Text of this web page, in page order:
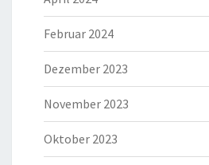
Februar 2024
Dezember 2023
November 2023
Oktober 2023